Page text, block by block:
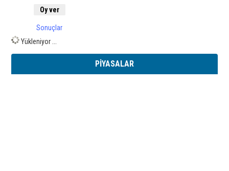
Sonuçlar
Yükleniyor ...
PİYASALAR